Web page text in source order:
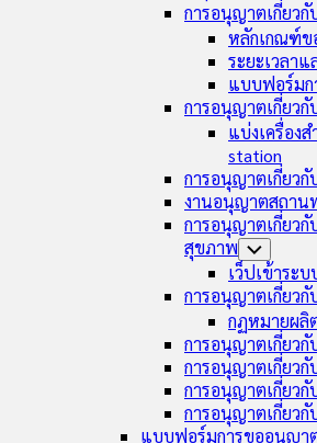
การอนุญาตเกี่ยวกั
หลักเกณฑ์ข
ระยะเวลา
แบบฟอร์มก
การอนุญาตเกี่ยวกั
แบ่งเครื่อง
station
การอนุญาตเกี่ยวกั
งานอนุญาตสถาน
การอนุญาตเกี่ยวกั
สุขภาพ Toggle
Child
Menu
เว็ปเข้าระบ
การอนุญาตเกี่ยว
กฏหมายผ
การอนุญาตเกี่ยว
การอนุญาตเกี่ยว
การอนุญาตเกี่ยว
การอนุญาตเกี่ยว
แบบฟอร์มการขออนุญา